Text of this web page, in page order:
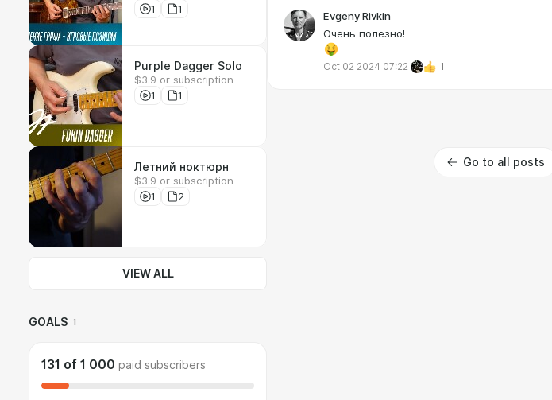
1
1
Purple Dagger Solo
$3.9 or subscription
1
1
Летний ноктюрн
$3.9 or subscription
1
2
VIEW ALL
GOALS 1
131 of 1 000 paid subscribers
Evgeny Rivkin
Очень полезно!
Oct 02 2024 07:22 1
Go to all posts